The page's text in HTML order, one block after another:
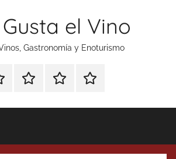
el Vino
Gastronomía y Enoturismo
Enoturismo
Gastronomía
RankingContacto